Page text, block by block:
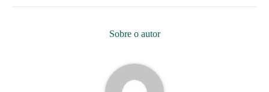
Sobre o autor